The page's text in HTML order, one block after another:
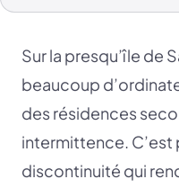
Sur la presqu’île de
beaucoup
des résidences
intermittence.
discontinuité qui